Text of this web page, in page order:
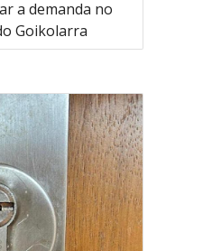
a demanda no
Goikolarra